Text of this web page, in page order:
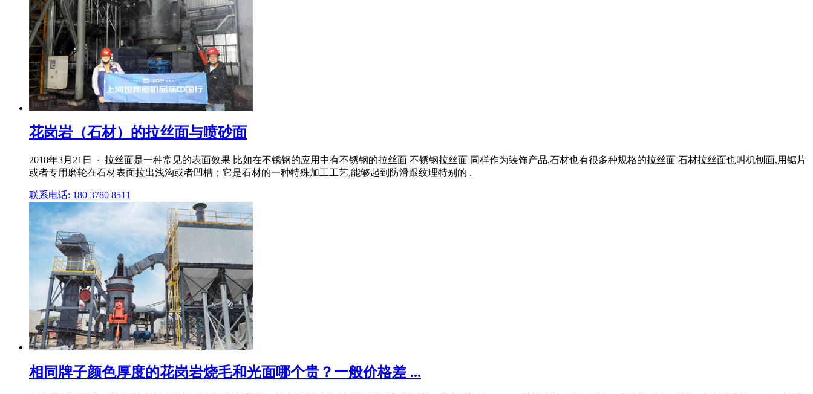
花岗岩（石材）的拉丝面与喷砂面
2018年3月21日 · 拉丝面是一种常见的表面效果 比如在不锈钢的应用中有不锈钢的拉丝面 不锈钢拉丝面 同样作为装饰产品,石材也有很多种规格的拉丝面 石材拉丝面也叫机刨面,用锯片
或者专用磨轮在石材表面拉出浅沟或者凹槽；它是石材的一种特殊加工工艺,能够起到防滑跟纹理特别的 .
联系电话: 180 3780 8511
相同牌子颜色厚度的花岗岩烧毛和光面哪个贵？一般价格差 ...